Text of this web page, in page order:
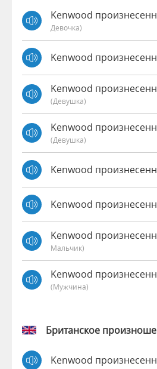
Kenwood
Девочка)
Kenwood
Kenwood
(девушка)
Kenwood
(девушка)
Kenwood
Kenwood
Kenwood
Мальчик)
Kenwood
(мужчина)
Британское
Kenwood